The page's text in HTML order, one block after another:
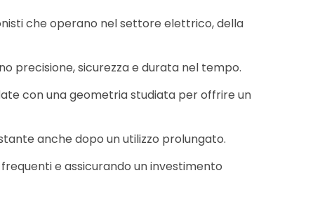
che operano nel settore elettrico, della
precisione, sicurezza e durata nel tempo.
con una geometria studiata per offrire un
anche dopo un utilizzo prolungato.
e assicurando un investimento